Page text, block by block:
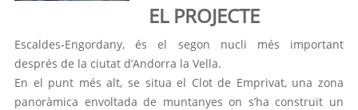
EL PROJECTE
Escaldes-Engordany, és el segon nucli més important
després de la ciutat d’Andorra la Vella.
En el punt més alt, se situa el Clot de Emprivat, una zona
panoràmica envoltada de muntanyes on s’ha construït un